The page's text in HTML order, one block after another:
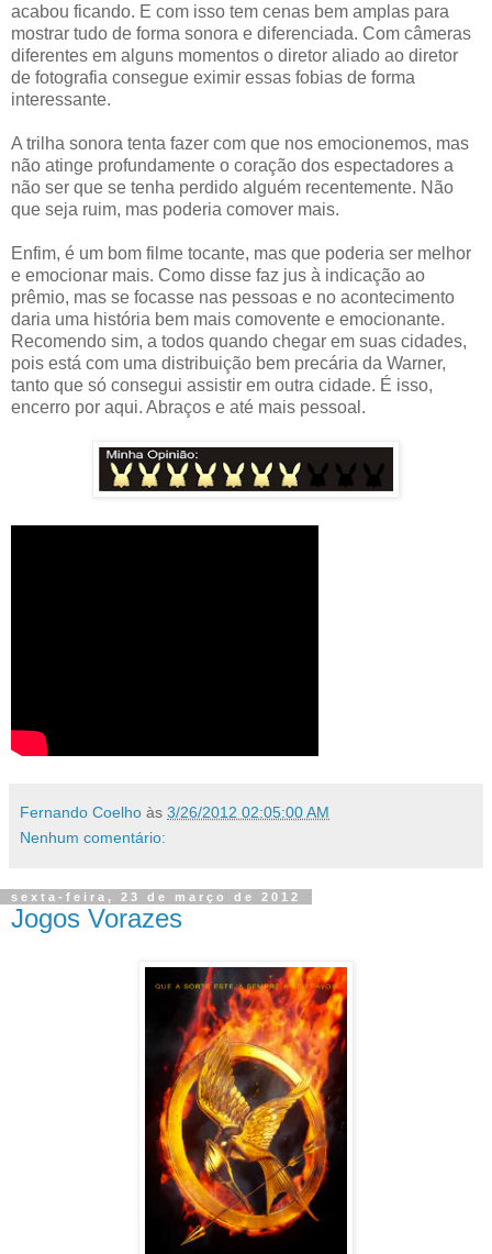
acabou ficando. E com isso tem cenas bem amplas para
mostrar tudo de forma sonora e diferenciada. Com câmeras
diferentes em alguns momentos o diretor aliado ao diretor
de fotografia consegue eximir essas fobias de forma
interessante.
A trilha sonora tenta fazer com que nos emocionemos, mas
não atinge profundamente o coração dos espectadores a
não ser que se tenha perdido alguém recentemente. Não
que seja ruim, mas poderia comover mais.
Enfim, é um bom filme tocante, mas que poderia ser melhor
e emocionar mais. Como disse faz jus à indicação ao
prêmio, mas se focasse nas pessoas e no acontecimento
daria uma história bem mais comovente e emocionante.
Recomendo sim, a todos quando chegar em suas cidades,
pois está com uma distribuição bem precária da Warner,
tanto que só consegui assistir em outra cidade. É isso,
encerro por aqui. Abraços e até mais pessoal.
Fernando Coelho às 3/26/2012 02:05:00 AM
Nenhum comentário:
sexta-feira, 23 de março de 2012
Jogos Vorazes